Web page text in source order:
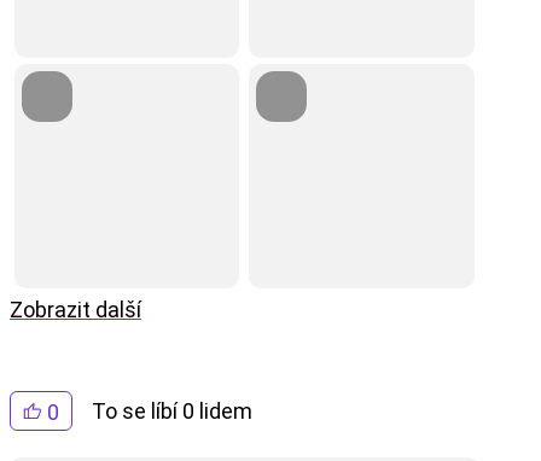
0 To se líbí 0 lidem
Zobrazit další